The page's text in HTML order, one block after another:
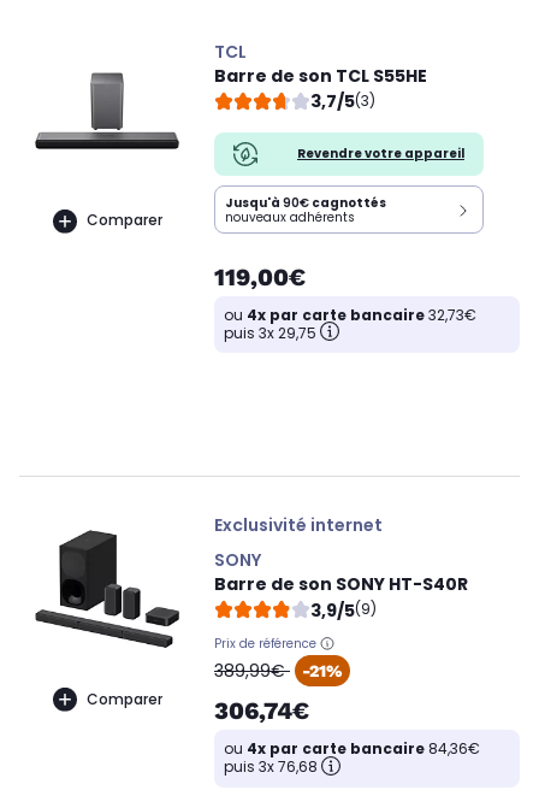
Comparer
TCL
Barre de son TCL S55HE
3,7/5(3)
Revendre votre appareil
Jusqu'à 90€ cagnottés
nouveaux adhérents
119,00€
ou 4x par carte bancaire32,73€
puis 3x 29,75
Comparer
Exclusivité internet
SONY
Barre de son SONY HT-S40R
3,9/5(9)
Prix de référence
oldPrice
389,99€ -21%
306,74€
ou 4x par carte bancaire84,36€
puis 3x 76,68